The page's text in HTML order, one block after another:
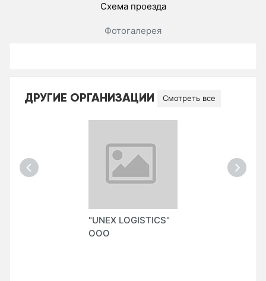
Схема проезда
Фотогалерея
ДРУГИЕ ОРГАНИЗАЦИИ Смотреть все
"UNEX LOGISTICS"
ООО